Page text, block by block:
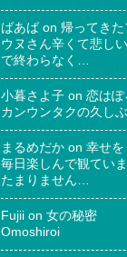
ばあば on 帰ってき
ウヌさん辛くて悲し
で終わらなく…
小暮さよ子 on 恋はぽ
カンウンタクの久し
まるめだか on 幸せを
毎日楽しんで観てい
たまりません…
Fujii on 女の秘密
Omoshiroi